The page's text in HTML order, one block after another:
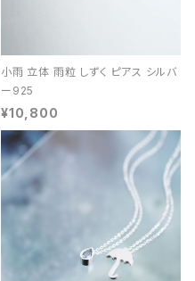
小雨 立体 雨粒 しずく ピアス シルバ
ー925
¥10,800